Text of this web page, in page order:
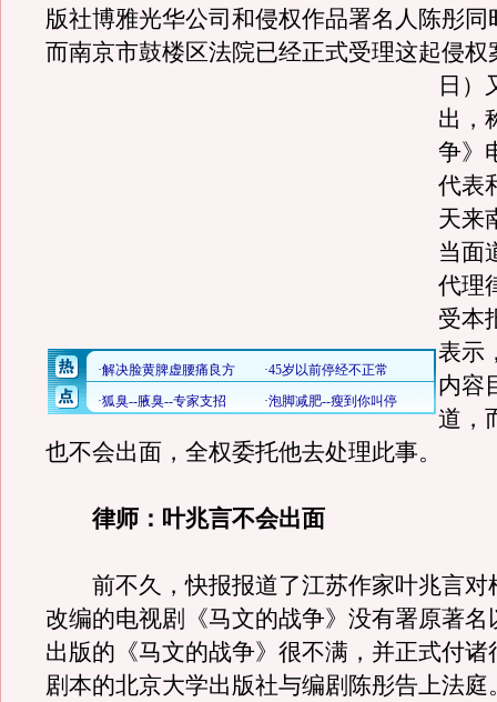
版社博雅光华公司和侵权作品署名人陈彤同
而南京市鼓楼区法院已经正式受理这起侵权
日）
出，
争》
代表
天来
当面
代理
受本
表示
内容
道，
也不会出面，全权委托他去处理此事。
律师：叶兆言不会出面
前不久，快报报道了江苏作家叶兆言对
改编的电视剧《马文的战争》没有署原著名
出版的《马文的战争》很不满，并正式付诸
剧本的北京大学出版社与编剧陈彤告上法庭